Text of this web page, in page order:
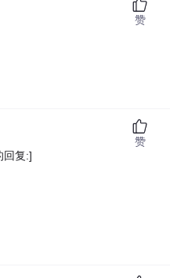
赞
回复:]
赞